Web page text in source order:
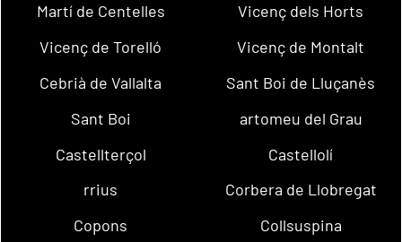
Martí de Centelles
Vicenç dels Horts
Vicenç de Torelló
Vicenç de Montalt
Cebrià de Vallalta
Sant Boi de Lluçanès
Sant Boi
artomeu del Grau
Castellterçol
Castellolí
rrius
Corbera de Llobregat
Copons
Collsuspina